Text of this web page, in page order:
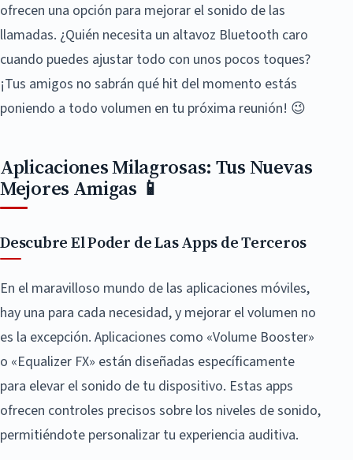
ofrecen una opción para mejorar el sonido de las
llamadas. ¿Quién necesita un altavoz Bluetooth caro
cuando puedes ajustar todo con unos pocos toques?
¡Tus amigos no sabrán qué hit del momento estás
poniendo a todo volumen en tu próxima reunión! 😉
Aplicaciones Milagrosas: Tus Nuevas
Mejores Amigas 📱
Descubre El Poder de Las Apps de Terceros
En el maravilloso mundo de las aplicaciones móviles,
hay una para cada necesidad, y mejorar el volumen no
es la excepción. Aplicaciones como «Volume Booster»
o «Equalizer FX» están diseñadas específicamente
para elevar el sonido de tu dispositivo. Estas apps
ofrecen controles precisos sobre los niveles de sonido,
permitiéndote personalizar tu experiencia auditiva.